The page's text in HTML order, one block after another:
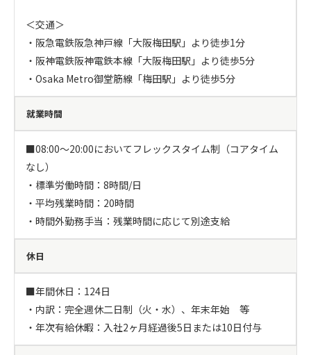
＜交通＞
・阪急電鉄阪急神戸線「大阪梅田駅」より徒歩1分
・阪神電鉄阪神電鉄本線「大阪梅田駅」より徒歩5分
・Osaka Metro御堂筋線「梅田駅」より徒歩5分
就業時間
■08:00～20:00においてフレックスタイム制（コアタイム
なし）
・標準労働時間：8時間/日
・平均残業時間：20時間
・時間外勤務手当：残業時間に応じて別途支給
休日
■年間休日：124日
・内訳：完全週休二日制（火・水）、年末年始　等
・年次有給休暇：入社2ヶ月経過後5日または10日付与